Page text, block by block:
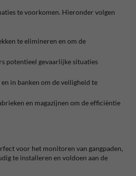
te voorkomen. Hieronder volgen
te elimineren en om de
potentieel gevaarlijke situaties
in banken om de veiligheid te
en magazijnen om de efficiëntie
voor het monitoren van gangpaden,
te installeren en voldoen aan de